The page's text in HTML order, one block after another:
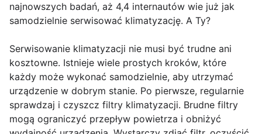
najnowszych badań, aż 4,4 internautów wie już jak
samodzielnie serwisować klimatyzację. A Ty?
Serwisowanie klimatyzacji nie musi być trudne ani
kosztowne. Istnieje wiele prostych kroków, które
każdy może wykonać samodzielnie, aby utrzymać
urządzenie w dobrym stanie. Po pierwsze, regularnie
sprawdzaj i czyszcz filtry klimatyzacji. Brudne filtry
mogą ograniczyć przepływ powietrza i obniżyć